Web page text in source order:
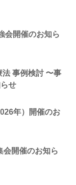
会開催のお知ら
事例検討 〜事
せ
年）開催のお
会開催のお知ら